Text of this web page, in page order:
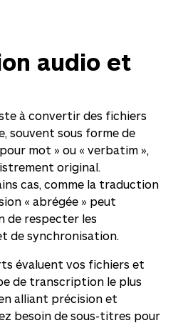
audio et
à convertir des fichiers
souvent sous forme de
mot » ou « verbatim »,
original.
cas, comme la traduction
« abrégée » peut
de respecter les
de synchronisation.
évaluent vos fichiers et
de transcription le plus
alliant précision et
besoin de sous-titres pour